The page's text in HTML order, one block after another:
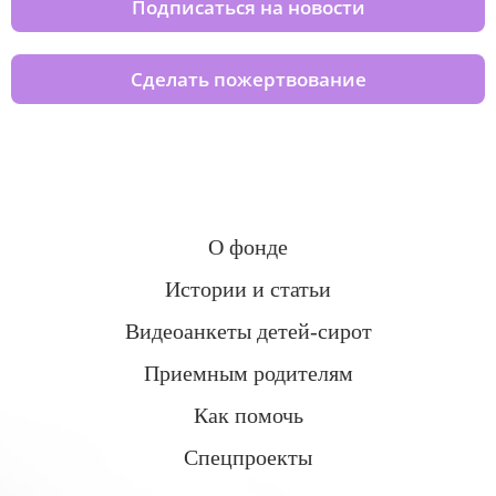
Подписаться на новости
Сделать пожертвование
О фонде
Истории и статьи
Видеоанкеты детей-сирот
Приемным родителям
Как помочь
Спецпроекты